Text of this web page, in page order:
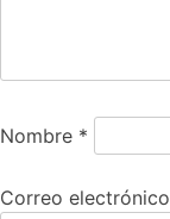
Nombre *
Correo electrónico